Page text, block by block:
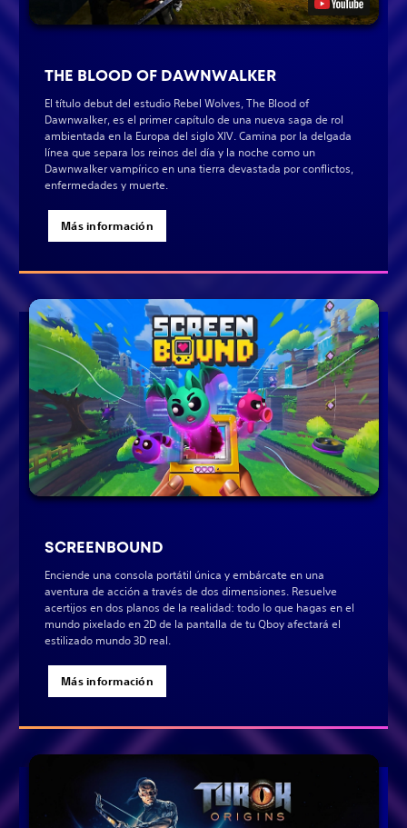
THE BLOOD OF DAWNWALKER
El título debut del estudio Rebel Wolves, The Blood of
Dawnwalker, es el primer capítulo de una nueva saga de rol
ambientada en la Europa del siglo XIV. Camina por la delgada
línea que separa los reinos del día y la noche como un
Dawnwalker vampírico en una tierra devastada por conflictos,
enfermedades y muerte.
Más información
SCREENBOUND
Enciende una consola portátil única y embárcate en una
aventura de acción a través de dos dimensiones. Resuelve
acertijos en dos planos de la realidad: todo lo que hagas en el
mundo pixelado en 2D de la pantalla de tu Qboy afectará el
estilizado mundo 3D real.
Más información